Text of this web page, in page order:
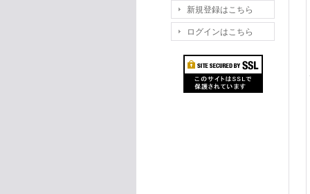
新規登録はこちら
ログインはこちら